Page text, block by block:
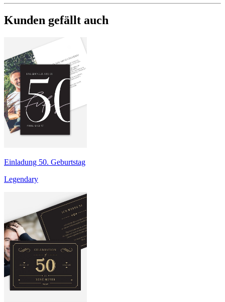
Kunden gefällt auch
Einladung 50. Geburtstag
Legendary